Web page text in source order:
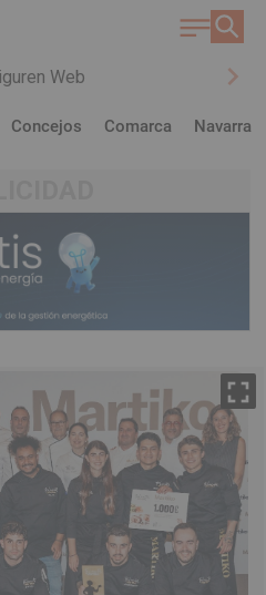
chevron_right
Concejos Comarca Navarra